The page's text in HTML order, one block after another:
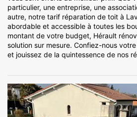
particulier, une entreprise, une
autre, notre tarif réparation de toit à
abordable et accessible à toutes les
montant de votre budget, Hérault
solution sur mesure. Confiez-nous
et jouissez de la quintessence de nos